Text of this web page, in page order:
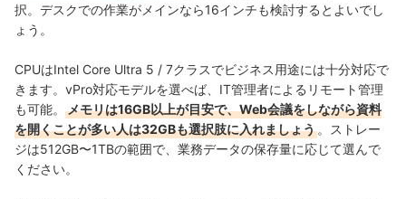
択。デスクでの作業がメインなら16インチも検討するとよいでし
ょう。
CPUはIntel Core Ultra 5 / 7クラスでビジネス用途には十分対応で
きます。vPro対応モデルを選べば、IT管理者によるリモート管理
も可能。
メモリは16GB以上が目安で、Web会議をしながら資料
を開くことが多い人は32GBも選択肢に入れましょう 。ストレー
ジは512GB〜1TBの範囲で、業務データの保存量に応じて選んで
ください。